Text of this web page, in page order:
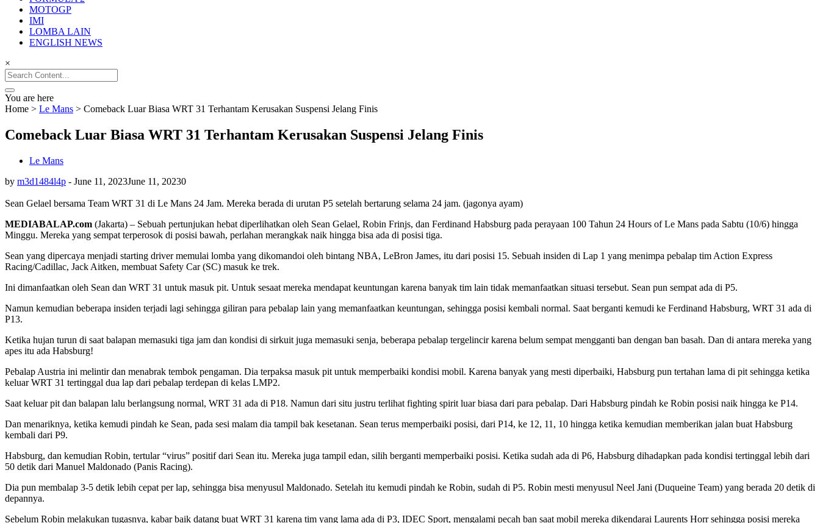
MOTOGP
IMI
LOMBA LAIN
ENGLISH NEWS
×
Search
for:
You are here
Home > Le Mans > Comeback Luar Biasa WRT 31 Terhantam Kerusakan Suspensi Jelang Finis
Comeback Luar Biasa WRT 31 Terhantam Kerusakan Suspensi Jelang Finis
Le Mans
by m3d1484l4p - June 11, 2023June 11, 20230
Sean Gelael bersama Team WRT 31 di Le Mans 24 Jam. Mereka berada di urutan P5 setelah bertarung selama 24 jam. (jagonya ayam)
MEDIABALAP.com (Jakarta) – Sebuah pertunjukan hebat diperlihatkan oleh Sean Gelael, Robin Frinjs, dan Ferdinand Habsburg pada perayaan 100 Tahun 24 Hours of Le Mans pada Sabtu (10/6) hingga
Minggu. Mereka yang sempat terperosok di posisi bawah, perlahan merangkak naik hingga bisa ada di posisi tiga.
Sean yang dipercaya menjadi starting driver memulai lomba yang dikomandoi oleh bintang NBA, LeBron James, itu dari posisi 15. Sebuah insiden di Lap 1 yang menimpa pebalap tim Action Express
Racing/Cadillac, Jack Aitken, membuat Safety Car (SC) masuk ke trek.
Ini dimanfaatkan oleh Sean dan WRT 31 untuk masuk pit. Untuk sesaat mereka mendapat keuntungan karena banyak tim lain tidak memanfaatkan situasi tersebut. Sean pun sempat ada di P5.
Namun kemudian beberapa insiden terjadi lagi sehingga giliran para pebalap lain yang memanfaatkan keuntungan, sehingga posisi kembali normal. Saat berganti kemudi ke Ferdinand Habsburg, WRT 31 ada di
P13.
Ketika hujan turun di saat balapan memasuki tiga jam dan kondisi di sirkuit juga memasuki senja, beberapa pebalap tergelincir karena belum sempat mengganti ban dengan ban basah. Dan di antara mereka yang
apes itu ada Habsburg!
Pebalap Austria ini melintir dan menabrak tembok pengaman. Dia terpaksa masuk pit untuk memperbaiki kondisi mobil. Karena banyak yang mesti diperbaiki, Habsburg pun tertahan lama di pit sehingga ketika
keluar WRT 31 tertinggal dua lap dari pebalap terdepan di kelas LMP2.
Saat keluar pit dan balapan lalu berlangsung normal, WRT 31 ada di P18. Namun dari situ justru terlihat fighting spirit luar biasa dari para pebalap. Dari Habsburg pindah ke Robin posisi naik hingga ke P14.
Dan menariknya, ketika kemudi pindah ke Sean, pada sesi malam dia tampil bak kesetanan. Sean terus memperbaiki posisi, dari P14, ke 12, 11, 10 hingga ketika kemudian memberikan jalan buat Habsburg
kembali dari P9.
Habsburg, dan kemudian Robin, tertular “virus” positif dari Sean itu. Mereka juga tampil edan, silih berganti memperbaiki posisi. Ketika sudah ada di P6, Habsburg dihadapkan pada kondisi tertinggal lebih dari
50 detik dari Manuel Maldonado (Panis Racing).
Dia pun membalap 3-5 detik lebih cepat per lap, sehingga bisa menyusul Maldonado. Setelah itu kemudi pindah ke Robin, sudah di P5. Robin mesti menyusul Neel Jani (Duqueine Team) yang berada 20 detik di
depannya.
Sebelum Robin melakukan tugasnya, kabar baik datang buat WRT 31 karena tim yang lama ada di P3, IDEC Sport, mengalami pecah ban saat mobil mereka dikendarai Laurents Horr sehingga posisi mereka